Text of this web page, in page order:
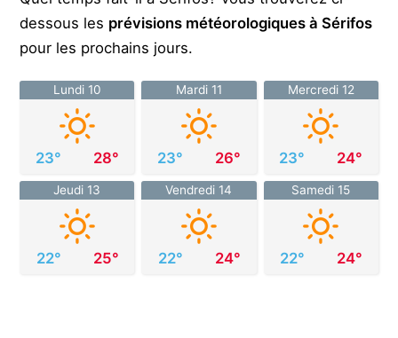
dessous les prévisions météorologiques à Sérifos
pour les prochains jours.
Lundi 10
23° 28°
Mardi 11
23° 26°
Mercredi 12
23° 24°
Jeudi 13
22° 25°
Vendredi 14
22° 24°
Samedi 15
22° 24°